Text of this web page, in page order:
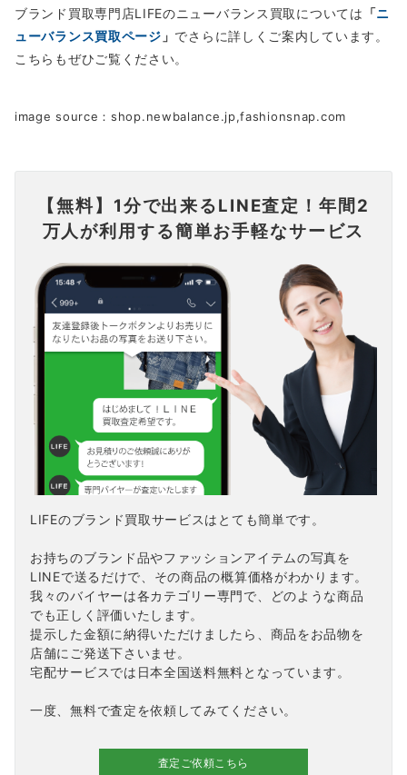
ブランド買取専門店LIFEのニューバランス買取については 「ニ
ューバランス買取ページ 」 でさらに詳しくご案内しています。
こちらもぜひご覧ください。
image source：shop.newbalance.jp,fashionsnap.com
【無料】1分で出来るLINE査定！年間2
万人が利用する簡単お手軽なサービス
LIFEのブランド買取サービスはとても簡単です。
お持ちのブランド品やファッションアイテムの写真を
LINEで送るだけで、その商品の概算価格がわかります。
我々のバイヤーは各カテゴリー専門で、どのような商品
でも正しく評価いたします。
提示した金額に納得いただけましたら、商品をお品物を
店舗にご発送下さいませ。
宅配サービスでは日本全国送料無料となっています。
一度、無料で査定を依頼してみてください。
査定ご依頼こちら